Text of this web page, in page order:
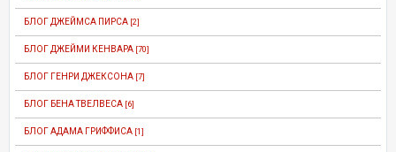
БЛОГ ДЖЕЙМСА ПИРСА [2]
БЛОГ ДЖЕЙМИ КЕНВАРА [70]
БЛОГ ГЕНРИ ДЖЕКСОНА [7]
БЛОГ БЕНА ТВЕЛВЕСА [6]
БЛОГ АДАМА ГРИФФИСА [1]